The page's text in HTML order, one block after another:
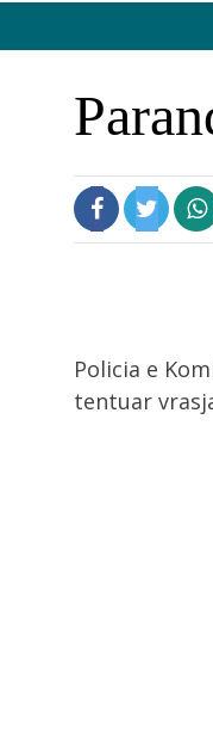
Policia e
tentuar